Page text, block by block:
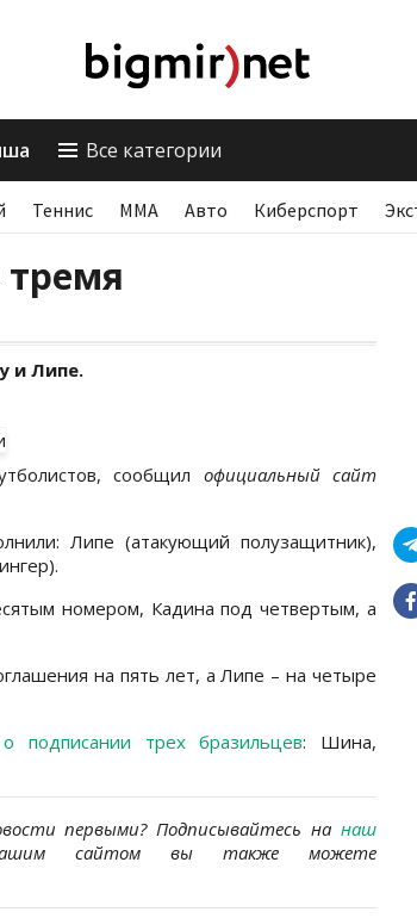
Все категории
Теннис ММА Авто Киберспорт
и Липе.
сообщил официальный сайт
Липе (атакующий полузащитник),
номером, Кадина под четвертым, а
на пять лет, а Липе – на четыре
подписании трех бразильцев: Шина,
первыми? Подписывайтесь на наш
сайтом вы также можете